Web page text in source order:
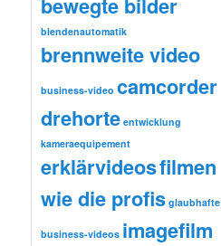
bewegte bilder
blendenautomatik
brennweite video
business-video camcorder
drehorte entwicklung
kameraequipement
erklärvideosfilmen
wie die profis glaubhafte
business-videos imagefilm